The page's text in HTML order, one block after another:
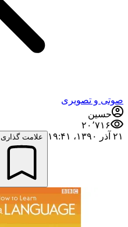
صوتی و تصویری
حسین
۲۰٬۷۱۶
۲۱ آذر ۱۳۹۰،‏ ۱۹:۴۱
علامت گذاری